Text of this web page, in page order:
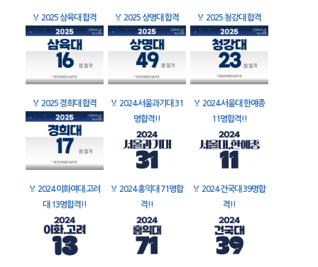
🏅 2025 삼육대 합격 🏅 2025 상명대 합격 🏅 2025 청강대 합격
🏅 2025 경희대 합격 🏅 2024 서울과기대 31
명합격!!
🏅 2024 서울대 한예종
11명합격!!
🏅 2024 이화여대 고려
대 13명합격!!
🏅 2024 홍익대 71명합
격!!
🏅 2024 건국대 39명합
격!!